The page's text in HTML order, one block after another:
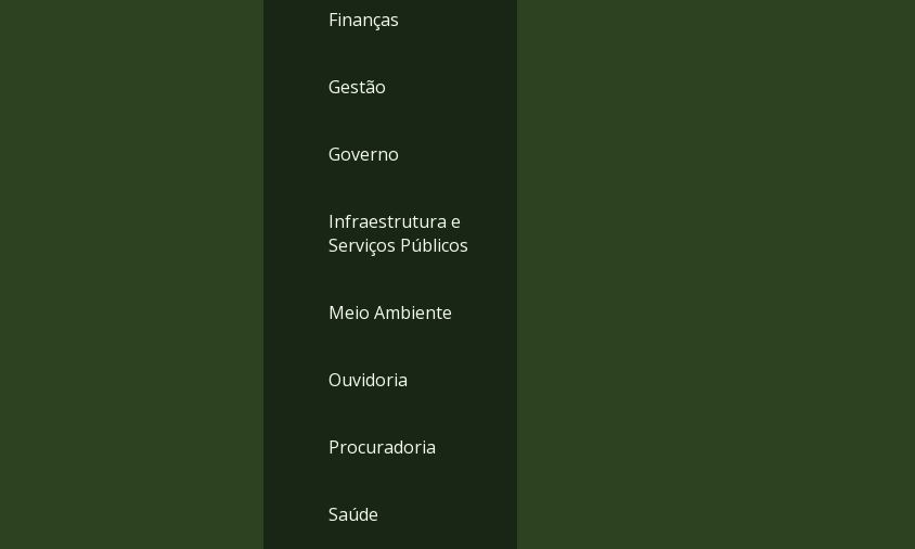
Finanças
Gestão
Governo
Infraestrutura e
Serviços Públicos
Meio Ambiente
Ouvidoria
Procuradoria
Saúde